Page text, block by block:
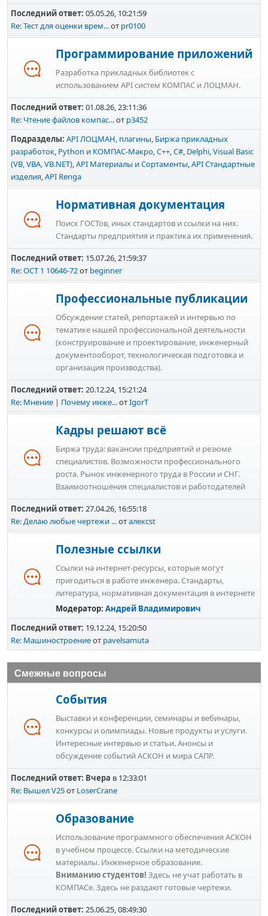
Последний ответ: 05.05.26, 10:21:59
Re: Тест для оценки врем...от pr0100
Программирование приложений
Разработка прикладных библиотек с
использованием API систем КОМПАС и ЛОЦМАН.
Последний ответ: 01.08.26, 23:11:36
Re: Чтение файлов компас...от p3452
Подразделы API ЛОЦМАН, плагины Биржа прикладных
разработок Python и КОМПАС-Макро C++ C# Delphi Visual Basic
(VB, VBA, VB.NET) API Материалы и Сортаменты API Стандартные
изделия API Renga
Нормативная документация
Поиск ГОСТов, иных стандартов и ссылки на них.
Стандарты предприятия и практика их применения.
Последний ответ: 15.07.26, 21:59:37
Re: ОСТ 1 10646-72от beginner
Профессиональные публикации
Обсуждение статей, репортажей и интервью по
тематике нашей профессиональной деятельности
(конструирование и проектирование, инженерный
документооборот, технологическая подготовка и
организация производства).
Последний ответ: 20.12.24, 15:21:24
Re: Мнение | Почему инже...отIgorT
Кадры решают всё
Биржа труда: вакансии предприятий и резюме
специалистов. Возможности профессионального
роста. Рынок инженерного труда в России и СНГ.
Взаимоотношения специалистов и работодателей
Последний ответ: 27.04.26, 16:55:18
Re: Делаю любые чертежи ...оталексst
Полезные ссылки
Ссылки на интернет-ресурсы, которые могут
пригодиться в работе инженера. Стандарты,
литература, нормативная документация в интернете
Модератор: Андрей Владимирович
Последний ответ: 19.12.24, 15:20:50
Re: Машиностроениеот pavelsamuta
Смежные вопросы
События
Выставки и конференции, семинары и вебинары,
конкурсы и олимпиады. Новые продукты и услуги.
Интересные интервью и статьи. Анонсы и
обсуждение событий АСКОН и мира САПР.
Последний ответ: Вчера в 12:33:01
Re: Вышел V25от LoserCrane
Образование
Использование программного обеспечения АСКОН
в учебном процессе. Ссылки на методические
материалы. Инженерное образование.
Вниманию студентов! Здесь не учат работать в
КОМПАСе. Здесь не раздают готовые чертежи.
Последний ответ: 25.06.25, 08:49:30